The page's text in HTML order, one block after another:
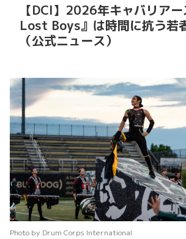
【DCI】2026年キャバリア
Lost Boys』は時間に抗う若
（公式ニュース）
Photo by Drum Corps International